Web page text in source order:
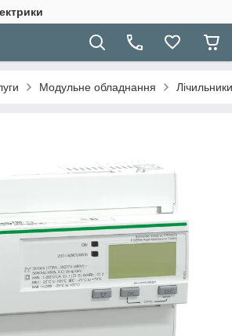
Модульне обладнання